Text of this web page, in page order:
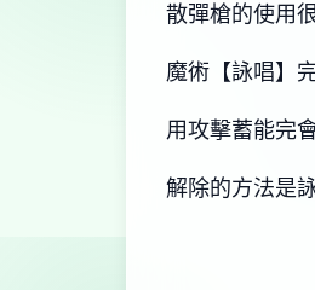
散彈槍的使用
魔術【詠唱】
用攻擊蓄能完
解除的方法是